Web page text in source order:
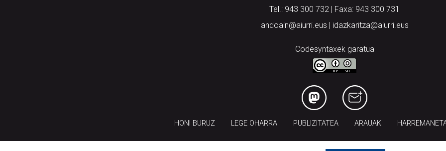
Tel.: 943 300 732 | Faxa: 943 300 731
andoain@aiurri.eus | idazkaritza@aiurri.eus
Codesyntaxek garatua
HONI BURUZ LEGE OHARRA PUBLIZITATEA ARAUAK